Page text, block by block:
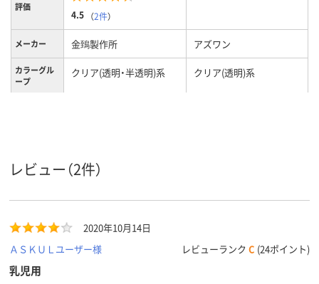
評価
4.5 （2件）
メーカー 金鵄製作所 アズワン
カラーグル
ープ
クリア(透明・半透明)系 クリア(透明)系
レビュー（2件）
2020年10月14日
ＡＳＫＵＬユーザー様
レビューランク C (24ポイント)
乳児用